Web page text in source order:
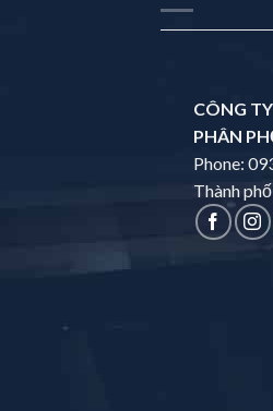
CÔNG
PHÂN
Phone:
Thành